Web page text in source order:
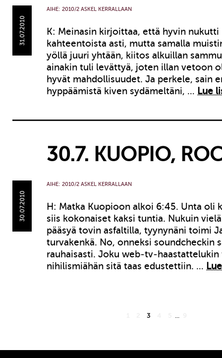
31.07.2010
AIHE: 2010/2 ASKEL KERRALLAAN
K: Meinasin kirjoittaa, että hyvin nukutti
kahteentoista asti, mutta samalla
yöllä juuri yhtään, kiitos alkuillan
ainakin tuli levättyä, joten illan vetoon
hyvät mahdollisuudet. Ja perkele, sain
hyppäämistä kiven sydämeltäni, … Lue
30.7. KUOPIO,
30.07.2010
AIHE: 2010/2 ASKEL KERRALLAAN
H: Matka Kuopioon alkoi 6:45. Unta oli
siis kokonaiset kaksi tuntia. Nukuin
pääsyä tovin asfaltilla, tyynynäni toimi
turvakenkä. No, onneksi soundcheckin
rauhaisasti. Joku web-tv-
nihilismiähän sitä taas edustettiin. …
3 ...